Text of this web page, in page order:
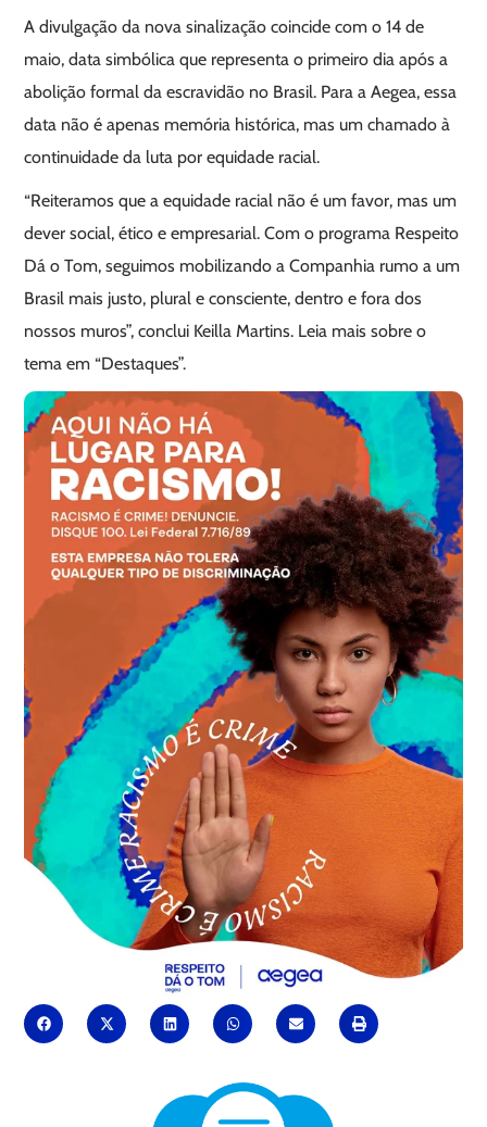
A divulgação da nova sinalização coincide com o 14 de
maio, data simbólica que representa o primeiro dia após a
abolição formal da escravidão no Brasil. Para a Aegea, essa
data não é apenas memória histórica, mas um chamado à
continuidade da luta por equidade racial.
“Reiteramos que a equidade racial não é um favor, mas um
dever social, ético e empresarial. Com o programa Respeito
Dá o Tom, seguimos mobilizando a Companhia rumo a um
Brasil mais justo, plural e consciente, dentro e fora dos
nossos muros”, conclui Keilla Martins. Leia mais sobre o
tema em “Destaques”.